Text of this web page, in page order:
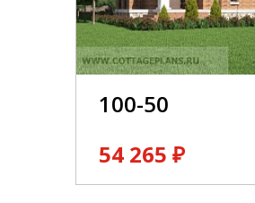
100-50
54 265 ₽